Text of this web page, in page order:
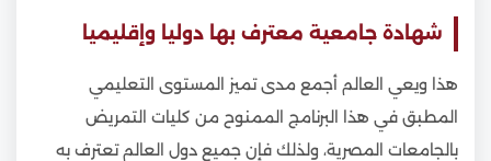
شهادة جامعية معترف بها دوليا وإقليميا
هذا ويعي العالم أجمع مدى تميز المستوى التعليمي
المطبق في هذا البرنامج الممنوح من كليات التمريض
بالجامعات المصرية، ولذلك فإن جميع دول العالم تعترف به